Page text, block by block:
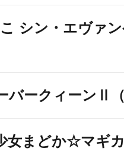
シン・エヴァ
バークィーンⅡ（
女まどか☆マギ